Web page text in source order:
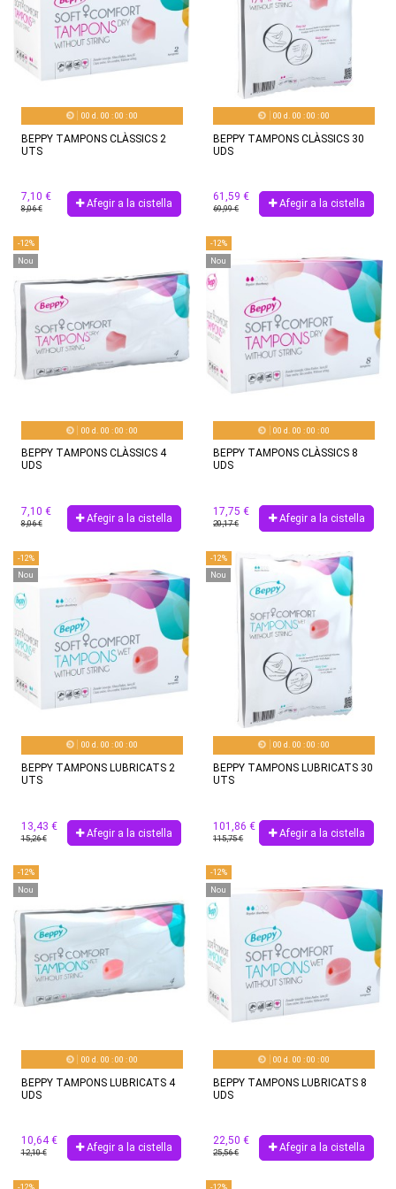
00 d. 00 :00 :00
BEPPY TAMPONS CLÀSSICS 2
UTS
7,10 €
8,06 € Afegir a la cistella
00 d. 00 :00 :00
BEPPY TAMPONS CLÀSSICS 30
UDS
61,59 €
69,99 € Afegir a la cistella
-12%
Nou
00 d. 00 :00 :00
BEPPY TAMPONS CLÀSSICS 4
UDS
7,10 €
8,06 € Afegir a la cistella
-12%
Nou
00 d. 00 :00 :00
BEPPY TAMPONS CLÀSSICS 8
UDS
17,75 €
20,17 € Afegir a la cistella
-12%
Nou
00 d. 00 :00 :00
BEPPY TAMPONS LUBRICATS 2
UTS
13,43 €
15,26 € Afegir a la cistella
-12%
Nou
00 d. 00 :00 :00
BEPPY TAMPONS LUBRICATS 30
UTS
101,86 €
115,75 € Afegir a la cistella
-12%
Nou
00 d. 00 :00 :00
BEPPY TAMPONS LUBRICATS 4
UDS
10,64 €
12,10 € Afegir a la cistella
-12%
Nou
00 d. 00 :00 :00
BEPPY TAMPONS LUBRICATS 8
UDS
22,50 €
25,56 € Afegir a la cistella
-12% -12%